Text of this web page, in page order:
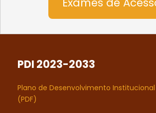
PDI 2023-2033
Plano de Desenvolvimento
(PDF)